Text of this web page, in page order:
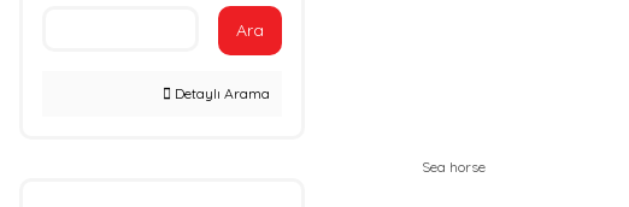
Ara
Detaylı Arama
Sea horse